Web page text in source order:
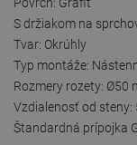
S držiakom na
Tvar: Okrúhly
Typ montáže:
Rozmery rozety: Ø50
Vzdialenosť od steny:
Štandardná prípojka